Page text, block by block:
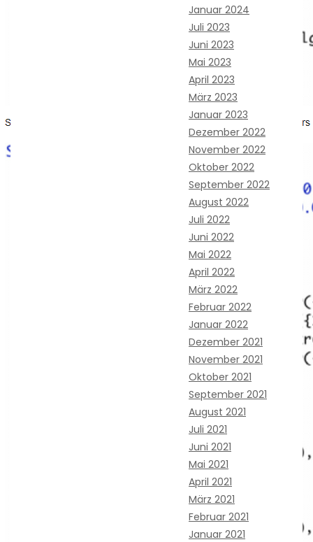
Januar 2024
Juli 2023
Juni 2023
Mai 2023
April 2023
März 2023
Januar 2023
Dezember 2022
November 2022
Oktober 2022
September 2022
August 2022
Juli 2022
Juni 2022
Mai 2022
April 2022
März 2022
Februar 2022
Januar 2022
Dezember 2021
November 2021
Oktober 2021
September 2021
August 2021
Juli 2021
Juni 2021
Mai 2021
April 2021
März 2021
Februar 2021
Januar 2021